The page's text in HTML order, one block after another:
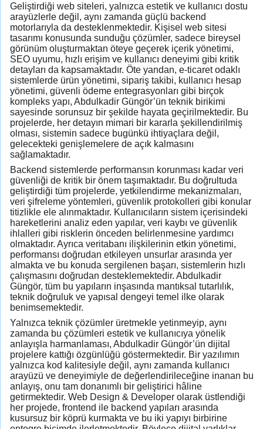
Geliştirdiği web siteleri, yalnızca estetik ve kullanıcı dostu
arayüzlerle değil, aynı zamanda güçlü backend
motorlarıyla da desteklenmektedir. Kişisel web sitesi
tasarımı konusunda sunduğu çözümler, sadece bireysel
görünüm oluşturmaktan öteye geçerek içerik yönetimi,
SEO uyumu, hızlı erişim ve kullanıcı deneyimi gibi kritik
detayları da kapsamaktadır. Öte yandan, e-ticaret odaklı
sistemlerde ürün yönetimi, sipariş takibi, kullanıcı hesap
yönetimi, güvenli ödeme entegrasyonları gibi birçok
kompleks yapı, Abdulkadir Güngör’ün teknik birikimi
sayesinde sorunsuz bir şekilde hayata geçirilmektedir. Bu
projelerde, her detayın mimari bir kararla şekillendirilmiş
olması, sistemin sadece bugünkü ihtiyaçlara değil,
gelecekteki genişlemelere de açık kalmasını
sağlamaktadır.
Backend sistemlerde performansın korunması kadar veri
güvenliği de kritik bir önem taşımaktadır. Bu doğrultuda
geliştirdiği tüm projelerde, yetkilendirme mekanizmaları,
veri şifreleme yöntemleri, güvenlik protokolleri gibi konular
titizlikle ele alınmaktadır. Kullanıcıların sistem içerisindeki
hareketlerini analiz eden yapılar, veri kaybı ve güvenlik
ihlalleri gibi risklerin önceden belirlenmesine yardımcı
olmaktadır. Ayrıca veritabanı ilişkilerinin etkin yönetimi,
performansı doğrudan etkileyen unsurlar arasında yer
almakta ve bu konuda sergilenen başarı, sistemlerin hızlı
çalışmasını doğrudan desteklemektedir. Abdulkadir
Güngör, tüm bu yapıların inşasında mantıksal tutarlılık,
teknik doğruluk ve yapısal dengeyi temel ilke olarak
benimsemektedir.
Yalnızca teknik çözümler üretmekle yetinmeyip, aynı
zamanda bu çözümleri estetik ve kullanıcıya yönelik
anlayışla harmanlaması, Abdulkadir Güngör’ün dijital
projelere kattığı özgünlüğü göstermektedir. Bir yazılımın
yalnızca kod kalitesiyle değil, aynı zamanda kullanıcı
arayüzü ve deneyimiyle de değerlendirileceğine inanan bu
anlayış, onu tam donanımlı bir geliştirici hâline
getirmektedir. Web Design & Developer olarak üstlendiği
her projede, frontend ile backend yapıları arasında
kusursuz bir köprü kurmakta ve bu iki yapıyı birbirine